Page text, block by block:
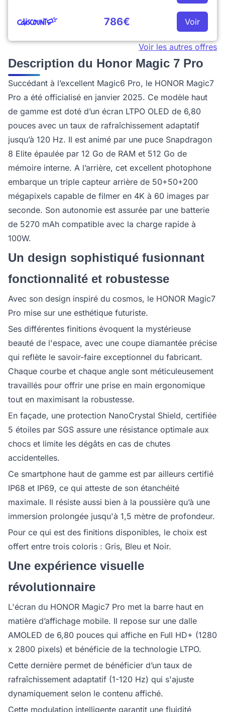
786€ Voir
Voir les autres offres
Description du Honor Magic 7 Pro
Succédant à l’excellent Magic6 Pro, le HONOR Magic7
Pro a été officialisé en janvier 2025. Ce modèle haut
de gamme est doté d’un écran LTPO OLED de 6,80
pouces avec un taux de rafraîchissement adaptatif
jusqu’à 120 Hz. Il est animé par une puce Snapdragon
8 Elite épaulée par 12 Go de RAM et 512 Go de
mémoire interne. A l’arrière, cet excellent photophone
embarque un triple capteur arrière de 50+50+200
mégapixels capable de filmer en 4K à 60 images par
seconde. Son autonomie est assurée par une batterie
de 5270 mAh compatible avec la charge rapide à
100W.
Un design sophistiqué fusionnant
fonctionnalité et robustesse
Avec son design inspiré du cosmos, le HONOR Magic7
Pro mise sur une esthétique futuriste.
Ses différentes finitions évoquent la mystérieuse
beauté de l'espace, avec une coupe diamantée précise
qui reflète le savoir-faire exceptionnel du fabricant.
Chaque courbe et chaque angle sont méticuleusement
travaillés pour offrir une prise en main ergonomique
tout en maximisant la robustesse.
En façade, une protection NanoCrystal Shield, certifiée
5 étoiles par SGS assure une résistance optimale aux
chocs et limite les dégâts en cas de chutes
accidentelles.
Ce smartphone haut de gamme est par ailleurs certifié
IP68 et IP69, ce qui atteste de son étanchéité
maximale. Il résiste aussi bien à la poussière qu’à une
immersion prolongée jusqu'à 1,5 mètre de profondeur.
Pour ce qui est des finitions disponibles, le choix est
offert entre trois coloris : Gris, Bleu et Noir.
Une expérience visuelle
révolutionnaire
L'écran du HONOR Magic7 Pro met la barre haut en
matière d’affichage mobile. Il repose sur une dalle
AMOLED de 6,80 pouces qui affiche en Full HD+ (1280
x 2800 pixels) et bénéficie de la technologie LTPO.
Cette dernière permet de bénéficier d’un taux de
rafraîchissement adaptatif (1-120 Hz) qui s'ajuste
dynamiquement selon le contenu affiché.
Cette modulation intelligente garantit une fluidité